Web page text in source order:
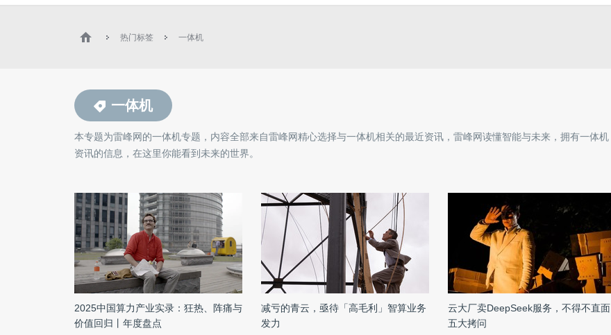
热门标签 一体机
一体机
本专题为雷峰网的一体机专题，内容全部来自雷峰网精心选择与一体机相关的最近资讯，雷峰网读懂智能与未来，拥有一体机
资讯的信息，在这里你能看到未来的世界。
2025中国算力产业实录：狂热、阵痛与
价值回归丨年度盘点
减亏的青云，亟待「高毛利」智算业务
发力
云大厂卖DeepSeek服务，不得不直面
五大拷问